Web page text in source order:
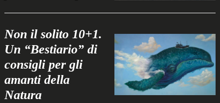
Non il solito 10+1.
Un “Bestiario” di
consigli per gli
amanti della
Natura